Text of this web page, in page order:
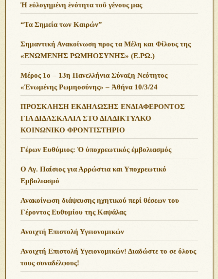
Ἡ εὐλογημένη ἑνότητα τοῦ γένους μας
“Τα Σημεία των Καιρών”
Σημαντική Ανακοίνωση προς τα Μέλη και Φίλους της
«ΕΝΩΜΕΝΗΣ ΡΩΜΗΟΣΥΝΗΣ» (Ε.ΡΩ.)
Μέρος 1ο – 13η Πανελλήνια Σύναξη Νεότητος
«Ἑνωμένης Ρωμηοσύνης» – Ἀθήνα 10/3/24
ΠΡΟΣΚΛΗΣΗ ΕΚΔΗΛΩΣΗΣ ΕΝΔΙΑΦΕΡΟΝΤΟΣ
ΓΙΑ ΔΙΔΑΣΚΑΛΙΑ ΣΤΟ ΔΙΑΔΙΚΤΥΑΚΟ
ΚΟΙΝΩΝΙΚΟ ΦΡΟΝΤΙΣΤΗΡΙΟ
Γέρων Ευθύμιος: Ὁ ὑποχρεωτικός ἐμβολιασμός
Ο Αγ. Παίσιος για Αρρώστια και Υποχρεωτικό
Εμβολιασμό
Ανακοίνωση διάψευσης ηχητικού περί θέσεων του
Γέροντος Ευθυμίου της Καψάλας
Ανοιχτή Επιστολή Υγειονομικών
Ανοιχτή Επιστολή Υγειονομικών! Διαδώστε το σε όλους
τους συναδέλφους!